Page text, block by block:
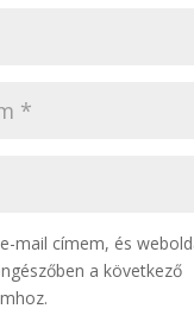
mail címem, és
a következő